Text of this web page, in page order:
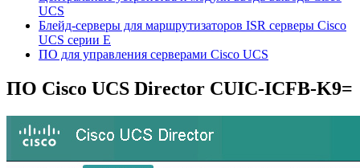
UCS
Блейд-серверы для маршрутизаторов ISR серверы Cisco
UCS серии E
ПО для управления серверами Cisco UCS
ПО Cisco UCS Director CUIC-ICFB-K9=